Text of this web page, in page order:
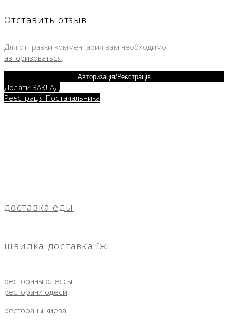
Отставить отзыв
Для отправки комментария вам необходимо
авторизоваться.
Авторизація/Реєстрація
Додати ЗАКЛАД
Реєстрація Постачальника
доставка еды
швидка доставка їжі
рестораны одессы
ресторани одеси
рестораны киева